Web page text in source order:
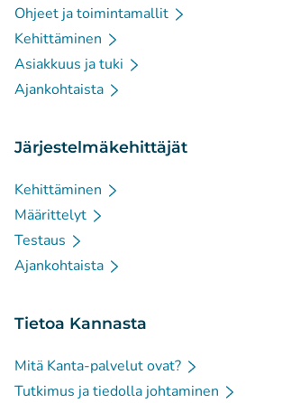
Ohjeet ja toimintamallit
Kehittäminen
Asiakkuus ja tuki
Ajankohtaista
Järjestelmäkehittäjät
Kehittäminen
Määrittelyt
Testaus
Ajankohtaista
Tietoa Kannasta
Mitä Kanta-palvelut ovat?
Tutkimus ja tiedolla johtaminen